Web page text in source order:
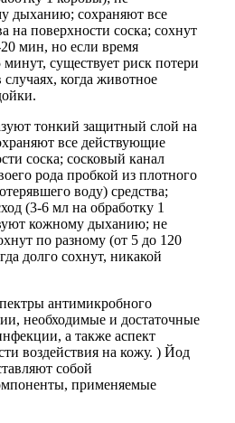
дыханию; сохраняют все
на поверхности соска; сохнут
мин, но если время
существует риск потери
когда животное
тонкий защитный слой на
все действующие
соска; сосковый канал
рода пробкой из плотного
воду) средства;
(3-6 мл на обработку 1
кожному дыханию; не
по разному (от 5 до 120
долго сохнут, никакой
антимикробного
необходимые и достаточные
а также аспект
воздействия на кожу. ) Йод
собой
применяемые